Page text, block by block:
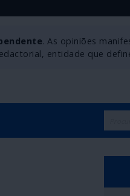
. As opiniões
entidade que